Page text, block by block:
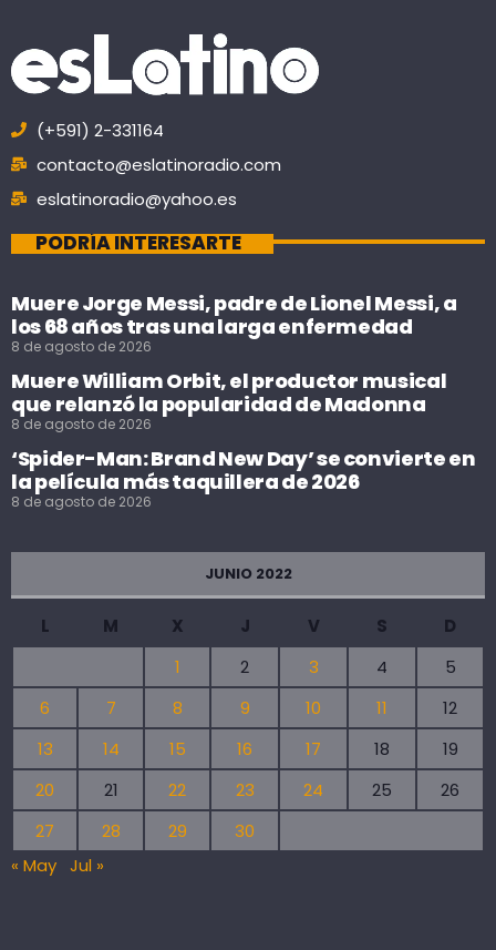
(+591) 2-331164
contacto@eslatinoradio.com
eslatinoradio@yahoo.es
PODRÍA INTERESARTE
Muere Jorge Messi, padre de Lionel Messi, a
los 68 años tras una larga enfermedad
8 de agosto de 2026
Muere William Orbit, el productor musical
que relanzó la popularidad de Madonna
8 de agosto de 2026
‘Spider-Man: Brand New Day’ se convierte en
la película más taquillera de 2026
8 de agosto de 2026
JUNIO 2022
L M X J V S
D
1
2 3 4
5
6
7 8 9 10 11
12
13
14 15 16 17 18
19
20
21 22 23 24 25
26
27
28 29
30
« May Jul »